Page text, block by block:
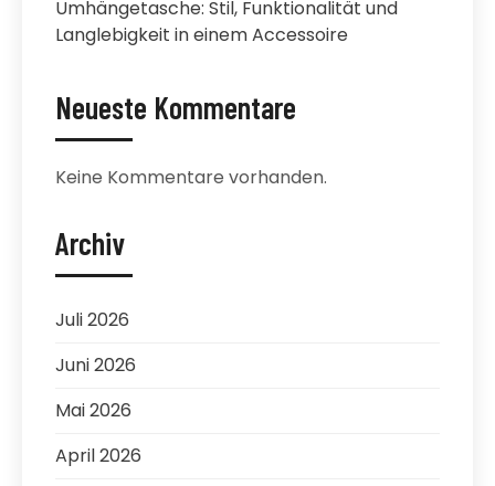
Umhängetasche: Stil, Funktionalität und
Langlebigkeit in einem Accessoire
Neueste Kommentare
Keine Kommentare vorhanden.
Archiv
Juli 2026
Juni 2026
Mai 2026
April 2026